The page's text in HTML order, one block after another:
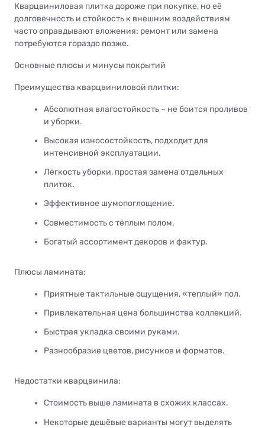
Кварцвиниловая плитка дороже при покупке, но её
долговечность и стойкость к внешним воздействиям
часто оправдывают вложения: ремонт или замена
потребуются гораздо позже.
Основные плюсы и минусы покрытий
Преимущества кварцвиниловой плитки:
Абсолютная влагостойкость – не боится проливов
и уборки.
Высокая износостойкость, подходит для
интенсивной эксплуатации.
Лёгкость уборки, простая замена отдельных
плиток.
Эффективное шумопоглощение.
Совместимость с тёплым полом.
Богатый ассортимент декоров и фактур.
Плюсы ламината:
Приятные тактильные ощущения, «теплый» пол.
Привлекательная цена большинства коллекций.
Быстрая укладка своими руками.
Разнообразие цветов, рисунков и форматов.
Недостатки кварцвинила:
Стоимость выше ламината в схожих классах.
Некоторые дешёвые варианты могут выделять